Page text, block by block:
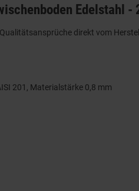
Edelstahl -
direkt vom
201, Materialstärke 0,8 mm